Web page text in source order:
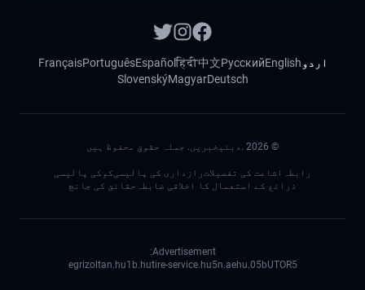
اردو English
Русский
中文
हिंदी
Español
Português
Français
Deutsch
Magyar
Slovenský
©
2026 .دبئیخبریں. جملہ حقوق محفوظ ہیں
رابطہ اشاعت کی تفصیلاترازداری کی پالیسیکوکی پالیسی
ذرائع کے استعمال کا اخلاقی ضابطہ حقائق کی جانچ
Advertisement:
bUTOR5
05.hu
5n.ae
tire-service.hu
1b.hu
egrizoltan.hu